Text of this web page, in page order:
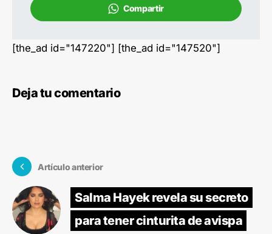
Compartir
[the_ad id="147220"] [the_ad id="147520"]
Deja tu comentario
Artículo anterior
Salma Hayek revela su secreto
para tener cinturita de avispa